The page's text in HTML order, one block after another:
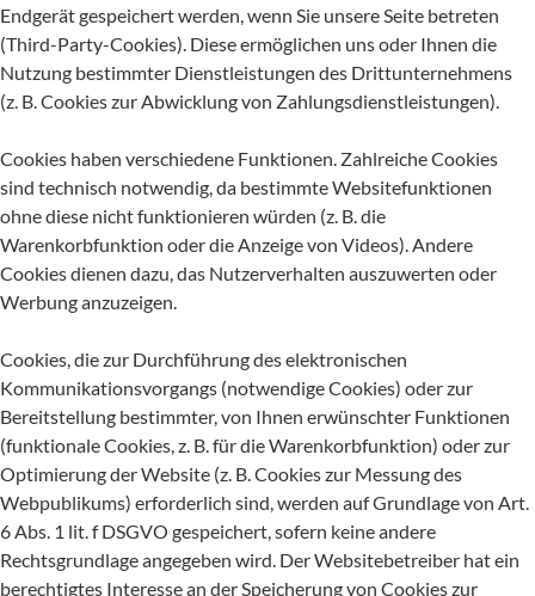
Endgerät gespeichert werden, wenn Sie unsere Seite betreten
(Third-Party-Cookies). Diese ermöglichen uns oder Ihnen die
Nutzung bestimmter Dienstleistungen des Drittunternehmens
(z. B. Cookies zur Abwicklung von Zahlungsdienstleistungen).
Cookies haben verschiedene Funktionen. Zahlreiche Cookies
sind technisch notwendig, da bestimmte Websitefunktionen
ohne diese nicht funktionieren würden (z. B. die
Warenkorbfunktion oder die Anzeige von Videos). Andere
Cookies dienen dazu, das Nutzerverhalten auszuwerten oder
Werbung anzuzeigen.
Cookies, die zur Durchführung des elektronischen
Kommunikationsvorgangs (notwendige Cookies) oder zur
Bereitstellung bestimmter, von Ihnen erwünschter Funktionen
(funktionale Cookies, z. B. für die Warenkorbfunktion) oder zur
Optimierung der Website (z. B. Cookies zur Messung des
Webpublikums) erforderlich sind, werden auf Grundlage von Art.
6 Abs. 1 lit. f DSGVO gespeichert, sofern keine andere
Rechtsgrundlage angegeben wird. Der Websitebetreiber hat ein
berechtigtes Interesse an der Speicherung von Cookies zur